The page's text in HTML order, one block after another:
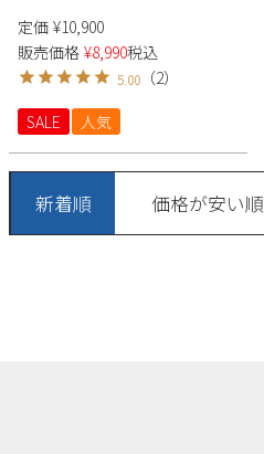
キー ペース 232469W
SKECHERS Slip-ins Summits -
Key Pace 靴 ワイド幅 幅広
定価 ¥10,900
販売価格 ¥8,990税込
5.00 （2）
SALE
人気
新着順 価格が安い順